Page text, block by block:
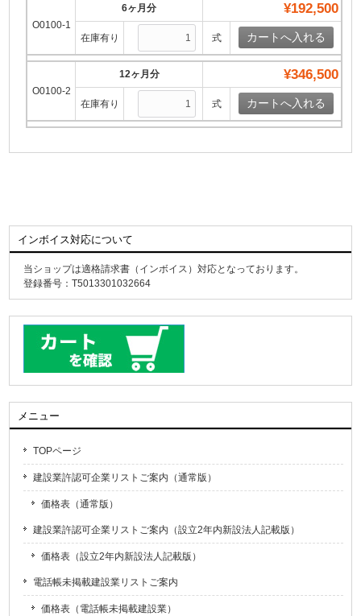
O0100-1
6ヶ月分 ¥192,500
在庫有り 式
O0100-2
12ヶ月分 ¥346,500
在庫有り 式
インボイス対応について
当ショップは適格請求書（インボイス）対応となっております。
登録番号：T5013301032664
メニュー
TOPページ
建設業許認可企業リストご案内（通常版）
価格表（通常版）
建設業許認可企業リストご案内（設立2年内新設法人記載版）
価格表（設立2年内新設法人記載版）
電話帳未掲載建設業リストご案内
価格表（電話帳未掲載建設業）